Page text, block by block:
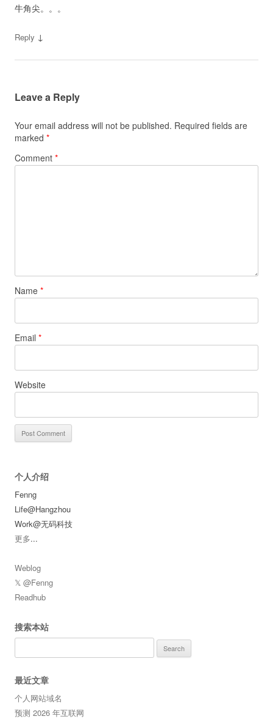
牛角尖。。。
Reply ↓
Leave a Reply
Your email address will not be published. Required fields are
marked *
Comment *
Name *
Email *
Website
个人介绍
Fenng
Life@Hangzhou
Work@无码科技
更多...
Weblog
𝕏 @Fenng
Readhub
搜索本站
for:
最近文章
个人网站域名
预测 2026 年互联网